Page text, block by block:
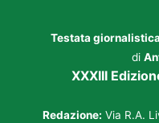
Testata giornalistica
di
XXXIII
Redazione: Via R.A.